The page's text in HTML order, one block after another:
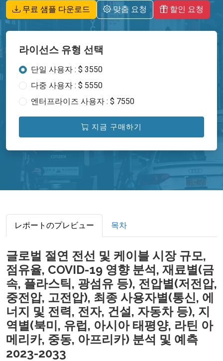
무료 샘플 다운로드 맞춤 요청 할인 요청
라이선스 유형 선택
단일 사용자 : $ 3550
다중 사용자 : $ 5550
엔터프라이즈 사용자 : $ 7550
지금 구매하기
レポートのプレビュー 목차
글로벌 절연 전선 및 케이블 시장 규모,
점유율, COVID-19 영향 분석, 재료별(금
속, 플라스틱, 광섬유 등), 전압별(저전압,
중전압, 고전압), 최종 사용자별(통신, 에
너지 및 전력, 전자, 건설, 자동차 등), 지
역별(북미, 유럽, 아시아 태평양, 라틴 아
메리카, 중동, 아프리카) 분석 및 예측
2023-2033